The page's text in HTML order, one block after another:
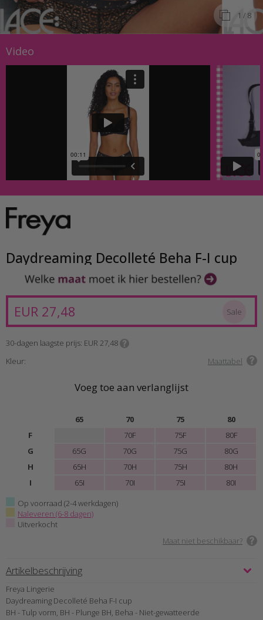
1 / 8
Video
Daydreaming Decolleté Beha F-I cup
EUR 27,48 Sale
30-dagen laagste prijs EUR 27,48
Kleur:
Maattabel
Voeg toe aan verlanglijst
65 70 75
80
F
70F 75F
80F
G
65G 70G 75G
80G
H
65H 70H 75H
80H
I
65I 70I 75I
80I
Op voorraad (2-4 werkdagen)
Naleveren (6-8 dagen)
Uitverkocht
Maat niet beschikbaar?
Artikelbeschrijving
Freya Lingerie
Daydreaming Decolleté Beha F-I cup
BH - Tulp vorm, BH - Plunge BH, Beha - Niet-gewatteerde